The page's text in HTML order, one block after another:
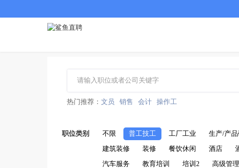
热门推荐： 文员 销售 会计 操作工
职位类别 不限 普工技工 工厂工业 生产/产
建筑装修 装修 餐饮休闲 酒店
汽车服务 教育培训 培训2 高级管理